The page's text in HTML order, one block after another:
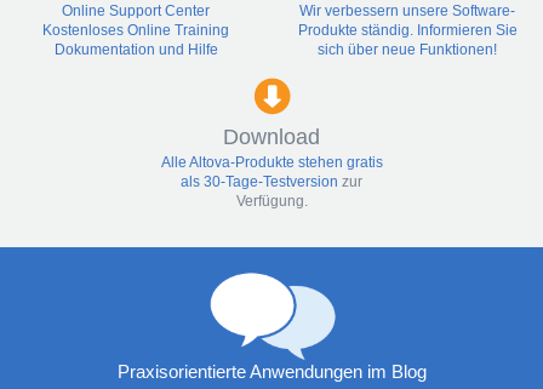
Online Support Center
Kostenloses Online Training
Dokumentation und Hilfe
Wir verbessern unsere Software-
Produkte ständig. Informieren Sie
sich über neue Funktionen!
Download
Alle Altova-Produkte stehen gratis
als 30-Tage-Testversion zur
Verfügung.
Praxisorientierte Anwendungen im Blog